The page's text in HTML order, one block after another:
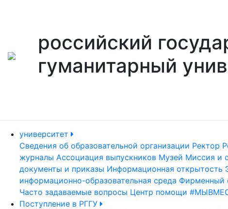
российский
гуманитарный
университет
Сведения об образовательной организации Ректор
журналы Ассоциация выпускников Музей Миссия и
документы и приказы Информационная открытость
информационно-образовательная среда Фирменный
Часто задаваемые вопросы Центр помощи
Поступление в РГГУ